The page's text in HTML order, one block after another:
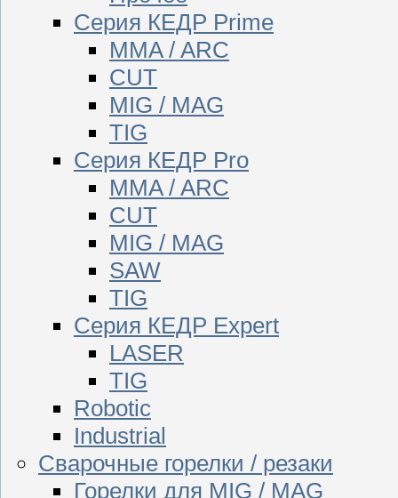
Серия КЕДР Prime
MMA / ARC
CUT
MIG / MAG
TIG
Серия КЕДР Pro
MMA / ARC
CUT
MIG / MAG
SAW
TIG
Серия КЕДР Expert
LASER
TIG
Robotic
Industrial
Сварочные горелки / резаки
Горелки для MIG / MAG